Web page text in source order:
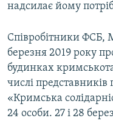
надсилає йому
Співробітники ФСБ,
березня 2019 року
будинках
числі
«Кримська
24 особи. 27 і 28